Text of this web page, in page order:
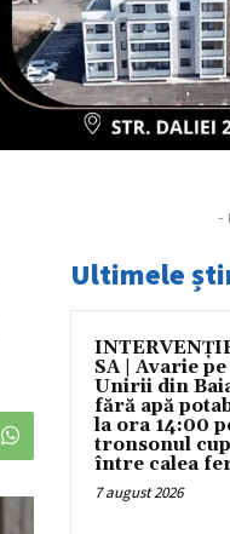
-
Ultimele
SA | Avarie
Unirii din
fără apă
la ora 14:00
tronsonul
între calea
7 august 2026